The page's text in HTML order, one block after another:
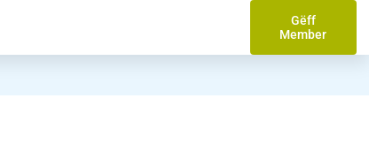
Gëff
Member